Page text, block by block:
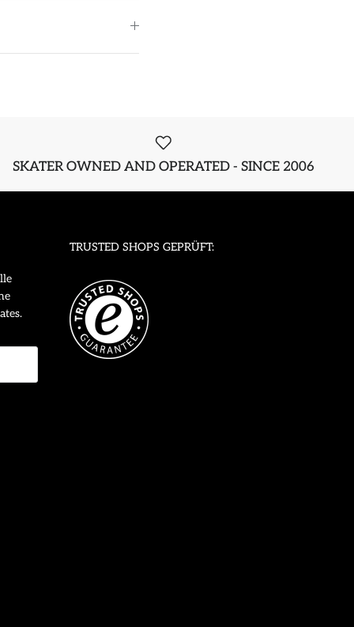
SKATER OWNED AND OPERATED - SINCE 2006
TRUSTED SHOPS GEPRÜFT: